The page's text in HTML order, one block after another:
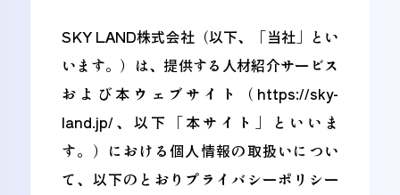
SKY LAND株式会社（以下、「当社」とい
います。）は、提供する人材紹介サービス
および本ウェブサイト（https://sky-
land.jp/、以下「本サイト」といいま
す。）における個人情報の取扱いについ
て、以下のとおりプライバシーポリシー